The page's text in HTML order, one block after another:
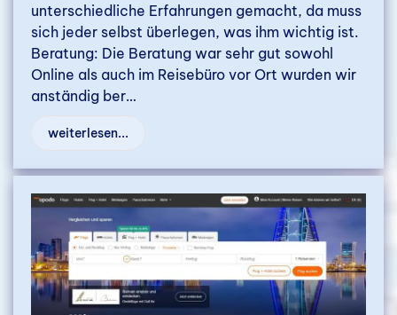
unterschiedliche Erfahrungen gemacht, da muss
sich jeder selbst überlegen, was ihm wichtig ist.
Beratung: Die Beratung war sehr gut sowohl
Online als auch im Reisebüro vor Ort wurden wir
anständig ber…
weiterlesen...